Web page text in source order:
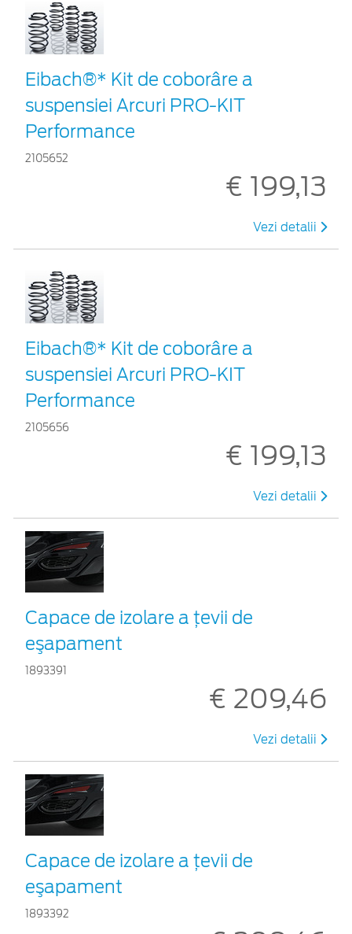
Eibach®* Kit de coborâre a
suspensiei Arcuri PRO-KIT
Performance
2105652
€ 199,13
Vezi detalii
Eibach®* Kit de coborâre a
suspensiei Arcuri PRO-KIT
Performance
2105656
€ 199,13
Vezi detalii
Capace de izolare a ţevii de
eşapament
1893391
€ 209,46
Vezi detalii
Capace de izolare a ţevii de
eşapament
1893392